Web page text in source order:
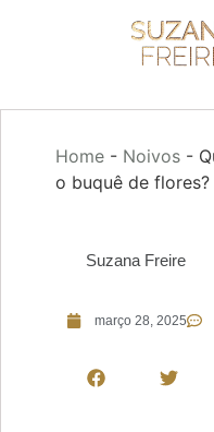
Home - Noivos -
o buquê de flores?
Suzana Freire
março 28, 2025